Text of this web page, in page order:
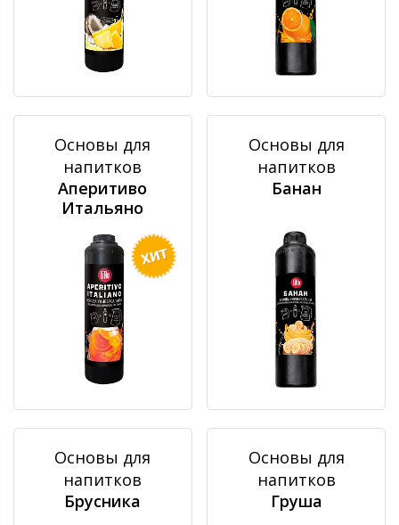
Основы для
напитков
Аперитиво
Итальяно
Основы для
напитков
Банан
Основы для
напитков
Брусника
Основы для
напитков
Груша